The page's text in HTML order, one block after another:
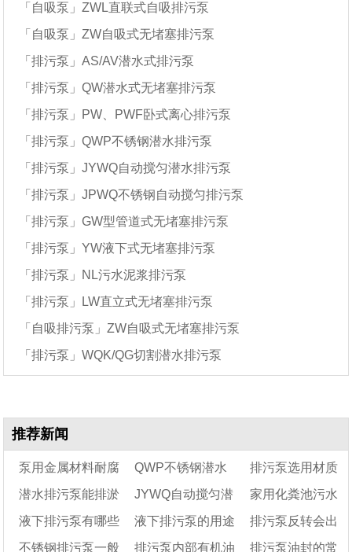
「自吸泵」ZWL直联式自吸排污泵
「自吸泵」ZW自吸式无堵塞排污泵
「排污泵」AS/AV潜水式排污泵
「排污泵」QW潜水式无堵塞排污泵
「排污泵」PW、PWF卧式离心排污泵
「排污泵」QWP不锈钢潜水排污泵
「排污泵」JYWQ自动搅匀潜水排污泵
「排污泵」JPWQ不锈钢自动搅匀排污泵
「排污泵」GW型管道式无堵塞排污泵
「排污泵」YW液下式无堵塞排污泵
「排污泵」NL污水泥浆排污泵
「排污泵」LW直立式无堵塞排污泵
「自吸排污泵」ZW自吸式无堵塞排污泵
「排污泵」WQK/QG切割潜水排污泵
推荐新闻
泵用金属材料耐腐
蚀表
QWP不锈钢潜水
排污泵型号规格及参
排污泵选用材质
的型号及其特点
潜水排污泵能排淤
泥吗
JYWQ自动搅匀潜
水排污泵常见故障及
排除方法「已解决」
家用化粪池污水
泵买什么好
液下排污泵有哪些
型号?
液下排污泵的用途
及特点
排污泵反转会出
水吗
不锈钢排污泵一般 排污泵内部有机油 排污泵油封的常